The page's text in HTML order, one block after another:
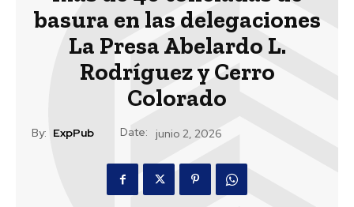
basura en las delegaciones
La Presa Abelardo L.
Rodríguez y Cerro
Colorado
By: ExpPub Date: junio 2, 2026